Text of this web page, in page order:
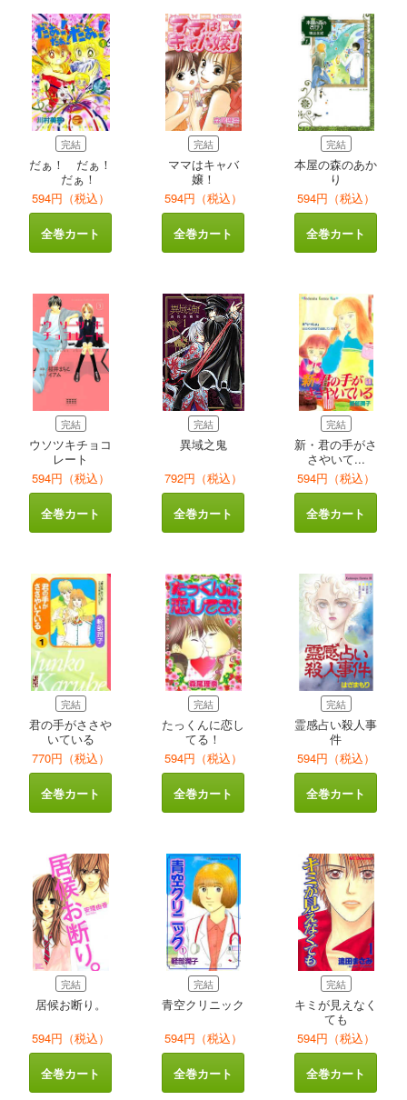
完結
だぁ！ だぁ！
だぁ！
594円（税込）
全巻カート
完結
ママはキャバ
嬢！
594円（税込）
全巻カート
完結
本屋の森のあか
り
594円（税込）
全巻カート
完結
ウソツキチョコ
レート
594円（税込）
全巻カート
完結
異域之鬼
792円（税込）
全巻カート
完結
新・君の手がさ
さやいて...
594円（税込）
全巻カート
完結
君の手がささや
いている
770円（税込）
全巻カート
完結
たっくんに恋し
てる！
594円（税込）
全巻カート
完結
霊感占い殺人事
件
594円（税込）
全巻カート
完結
居候お断り。
594円（税込）
全巻カート
完結
青空クリニック
594円（税込）
全巻カート
完結
キミが見えなく
ても
594円（税込）
全巻カート